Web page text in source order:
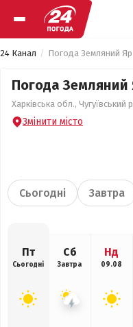
24 Канал Погода Земляний Яр
Погода Земляний
Харківська обл.,
Змінити місто
Сьогодні Завтра
Пт
Сьогодні
Сб
Завтра
Нд
09.08